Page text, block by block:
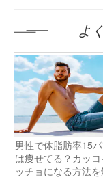
よ
男性で体脂肪率15
は痩せてる？カッ
ッチョになる方法を